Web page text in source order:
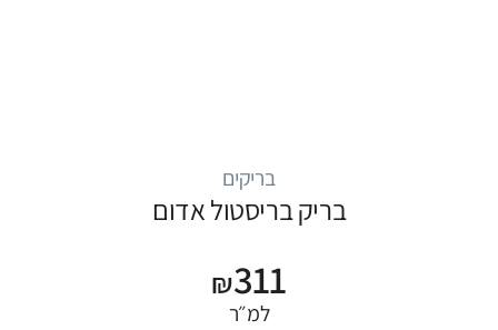
בריקים
בריק בריסטול אדום
₪311
למ״ר